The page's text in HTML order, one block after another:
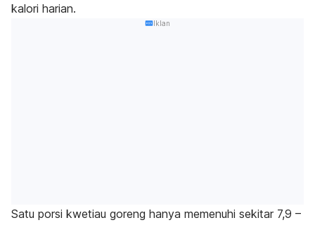
kalori harian.
Iklan
Satu porsi kwetiau goreng hanya memenuhi sekitar 7,9 –